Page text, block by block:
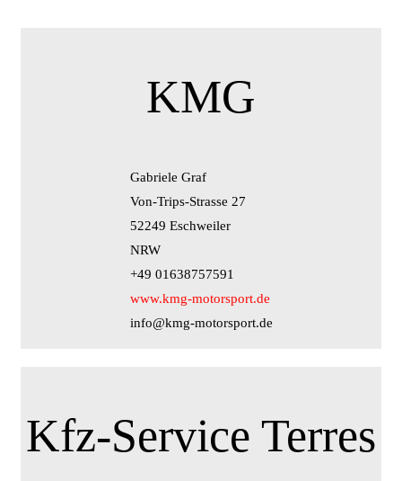
KMG
Gabriele Graf
Von-Trips-Strasse 27
52249 Eschweiler
NRW
+49 01638757591
www.kmg-motorsport.de
info@kmg-motorsport.de
Kfz-Service Terres